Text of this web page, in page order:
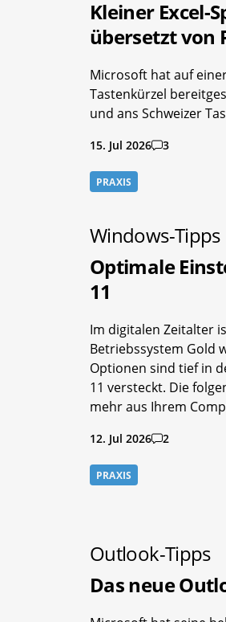
Kleiner Excel-
übersetzt von
Microsoft hat auf
Tastenkürzel
und ans Schweizer
15. Jul 2026 3
PRAXIS
Windows-Tipps
Optimale
11
Im digitalen Zeitalter
Betriebssystem Gold
Optionen sind tief in
11 versteckt. Die
mehr aus Ihrem
12. Jul 2026 2
PRAXIS
Outlook-Tipps
Das neue